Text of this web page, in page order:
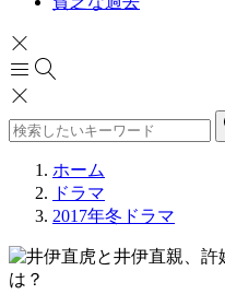
ホーム
ドラマ
2017年冬ドラマ